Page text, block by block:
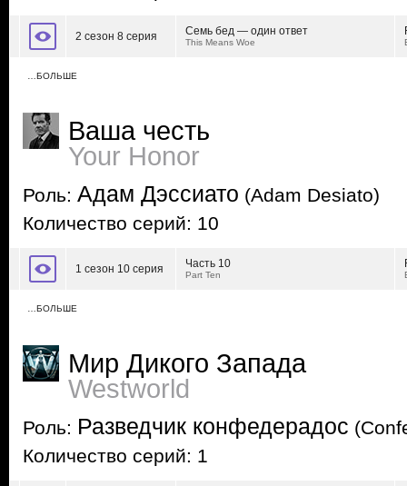
2 сезон 8 серия Семь бед — один ответ
This Means Woe
…БОЛЬШЕ
Ваша честь
Your Honor
Роль: Адам Дэссиато (Adam Desiato)
Количество серий: 10
1 сезон 10 серия Часть 10
Part Ten
…БОЛЬШЕ
Мир Дикого Запада
Westworld
Роль: Разведчик конфедерадос
Количество серий: 1